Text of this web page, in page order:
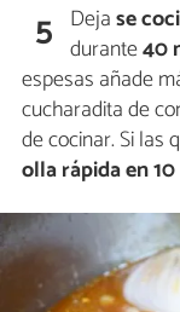
5 Dejase
durante40
espesas añade
cucharadita de
de cocinar. Si las
olla rápida en